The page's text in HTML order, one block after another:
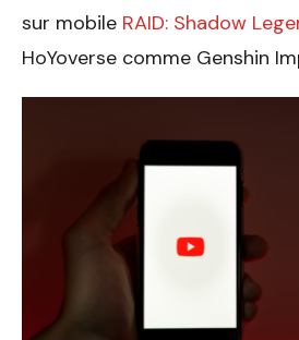
sur mobile RAID: Shadow
HoYoverse comme Genshin